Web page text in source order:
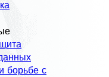
борьбе с